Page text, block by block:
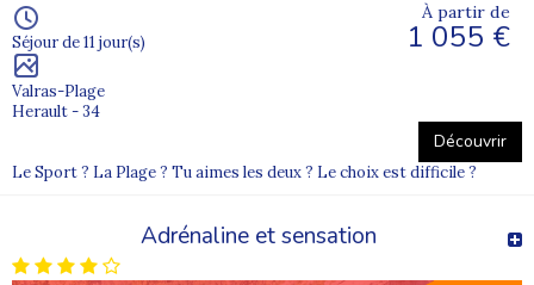
Séjour de 11 jour(s)
Valras-Plage
Herault - 34
À partir de
1 055 €
Découvrir
Le Sport ? La Plage ? Tu aimes les deux ? Le choix est difficile ?
Adrénaline et sensation